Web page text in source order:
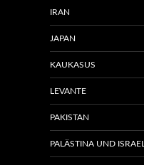
IRAN
JAPAN
KAUKASUS
LEVANTE
PAKISTAN
PALÄSTINA UND ISRAEL